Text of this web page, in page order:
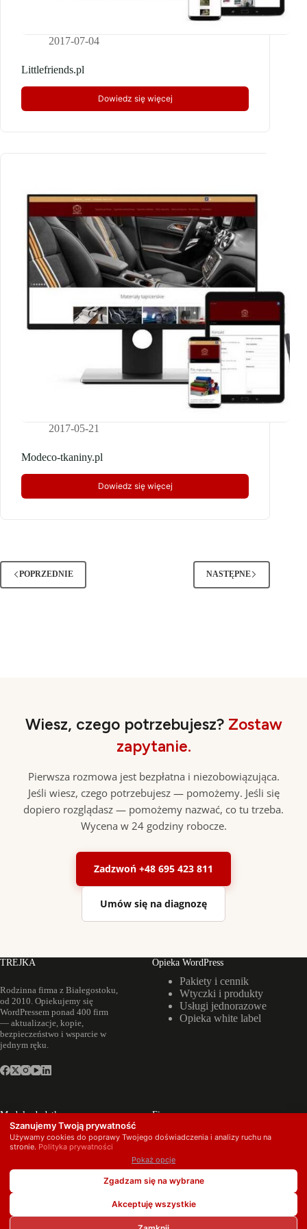
2017-07-04
Littlefriends.pl
Dowiedz się więcej
Littlefriends.pl
2017-05-21
Modeco-tkaniny.pl
Dowiedz się więcej
Modeco-
tkaniny.pl
POPRZEDNIE NASTĘPNE
Wiesz, czego potrzebujesz? Zostaw
zapytanie.
Pierwsza rozmowa jest bezpłatna i niezobowiązująca.
Jeśli wiesz, czego potrzebujesz — pomożemy. Jeśli się
dopiero rozglądasz — pomożemy nazwać, co tu trzeba.
Wycena w 24 godziny robocze.
Zadzwoń +48 695 423 811
Umów się na diagnozę
TREJKA
Rodzinna firma z Białegostoku,
od 2010. Opiekujemy się
WordPressem ponad 400 firm
— aktualizacje, kopie,
bezpieczeństwo i wsparcie w
jednym ręku.
Opieka WordPress
Pakiety i cennik
Wtyczki i produkty
Usługi jednorazowe
Opieka white label
Moduły dodatkowe
Backup poczty
firmowej
SEO
Firma
Realizacje
Copyright © 2026 TREJKA · ul. Moniuszki 31a, 15-192
Białystok · NIP 9662085626 · KRS 0000423570
Szanujemy Twoją prywatność
Używamy cookies do poprawy Twojego doświadczenia i analizy ruchu na
stronie. Polityka prywatności
Pokaż opcje
Zgadzam się na wybrane
Akceptuję wszystkie